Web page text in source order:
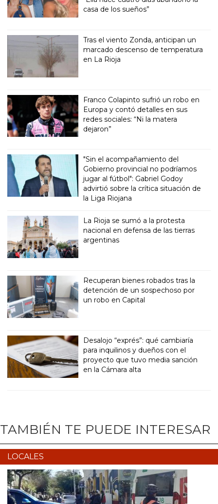
casa de los sueños”
Tras el viento Zonda, anticipan un
marcado descenso de temperatura
en La Rioja
Franco Colapinto sufrió un robo en
Europa y contó detalles en sus
redes sociales: “Ni la matera
dejaron”
"Sin el acompañamiento del
Gobierno provincial no podríamos
jugar al fútbol": Gabriel Godoy
advirtió sobre la crítica situación de
la Liga Riojana
La Rioja se sumó a la protesta
nacional en defensa de las tierras
argentinas
Recuperan bienes robados tras la
detención de un sospechoso por
un robo en Capital
Desalojo “exprés”: qué cambiaría
para inquilinos y dueños con el
proyecto que tuvo media sanción
en la Cámara alta
TAMBIÉN TE PUEDE INTERESAR
LOCALES